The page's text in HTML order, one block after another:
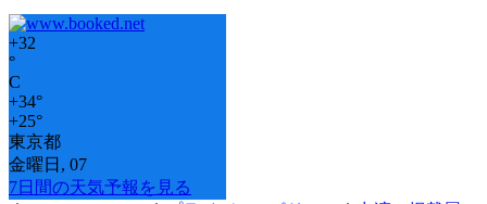
+32
°
C
+34°
+25°
東京都
金曜日, 07
7日間の天気予報を見る